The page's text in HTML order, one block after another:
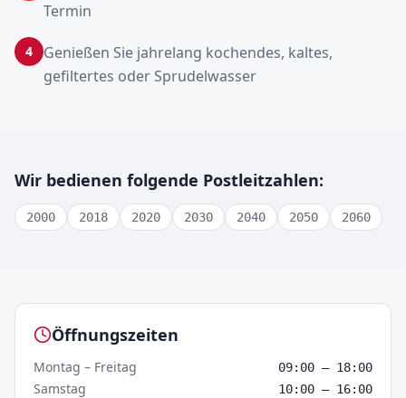
Termin
4
Genießen Sie jahrelang kochendes, kaltes,
gefiltertes oder Sprudelwasser
Wir bedienen folgende Postleitzahlen:
2000 2018 2020 2030 2040 2050 2060
Crowntap –
Öffnungszeiten
Montag – Freitag 09:00 – 18:00
Samstag 10:00 – 16:00